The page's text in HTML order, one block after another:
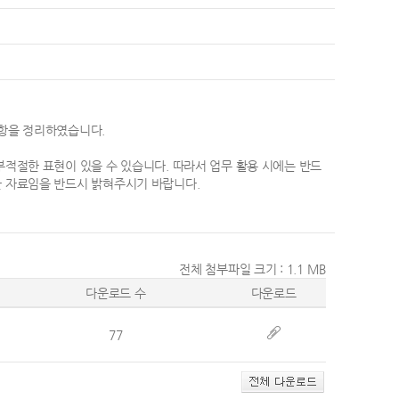
을 정리하였습니다.
절한 표현이 있을 수 있습니다. 따라서 업무 활용 시에는 반드
료임을 반드시 밝혀주시기 바랍니다.
전체 첨부파일 크기 : 1.1 MB
다운로드 수
다운로드
77